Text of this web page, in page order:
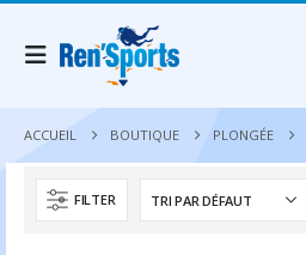
ACCUEIL BOUTIQUE PLONGÉE
FILTER